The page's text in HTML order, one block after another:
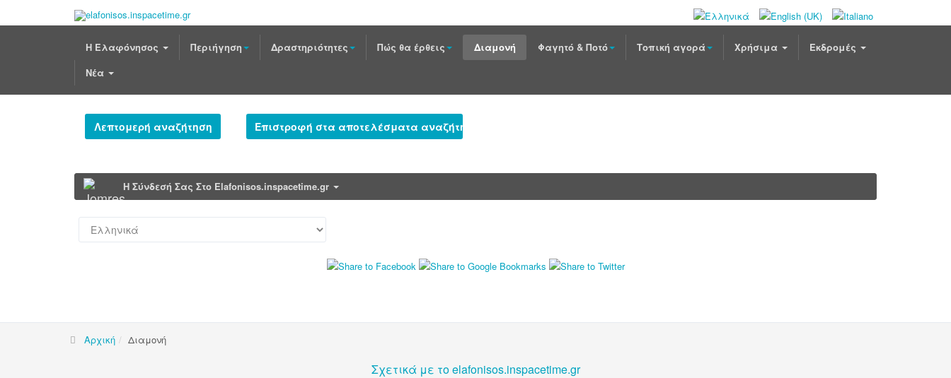
Η Ελαφόνησος Περιήγηση Δραστηριότητες Πώς θα έρθεις Διαμονή Φαγητό & Ποτό Τοπική αγορά Χρήσιμα
Εκδρομές
Νέα
Λεπτομερή αναζήτηση Επιστροφή στα αποτελέσματα αναζήτησης
Η Σύνδεσή Σας Στο Elafonisos.inspacetime.gr
Αρχική Διαμονή
Σχετικά με το elafonisos.inspacetime.gr